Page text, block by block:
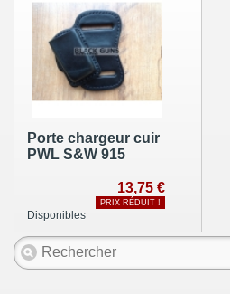
Porte chargeur cuir
PWL S&W 915
13,75 €
PRIX RÉDUIT !
Disponibles